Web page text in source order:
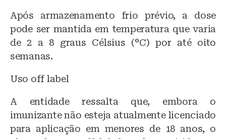
Após armazenamento frio prévio, a dose
pode ser mantida em temperatura que varia
de 2 a 8 graus Célsius (°C) por até oito
semanas.
Uso off label
A entidade ressalta que, embora o
imunizante não esteja atualmente licenciado
para aplicação em menores de 18 anos, o